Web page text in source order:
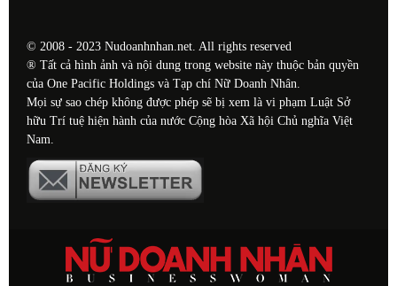
© 2008 - 2023 Nudoanhnhan.net. All rights reserved
® Tất cả hình ảnh và nội dung trong website này thuộc bản quyền
của One Pacific Holdings và Tạp chí Nữ Doanh Nhân.
Mọi sự sao chép không được phép sẽ bị xem là vi phạm Luật Sở
hữu Trí tuệ hiện hành của nước Cộng hòa Xã hội Chủ nghĩa Việt
Nam.